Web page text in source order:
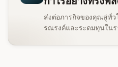
ส่งต่อภารกิจของคุณสู่ทั่
รณรงค์และระดมทุนในร